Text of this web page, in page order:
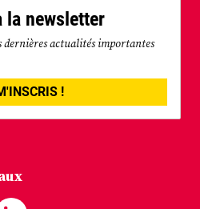
la newsletter
dernières actualités importantes
!